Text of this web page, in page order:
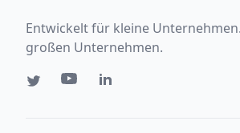
Entwickelt für kleine
großen Unternehmen.